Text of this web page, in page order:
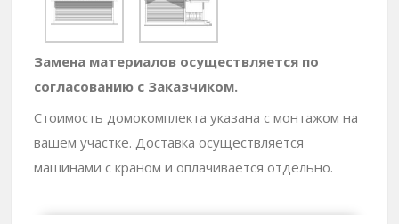
Замена материалов осуществляется по
согласованию с Заказчиком.
Стоимость домокомплекта указана с монтажом на
вашем участке. Доставка осуществляется
машинами с краном и оплачивается отдельно.